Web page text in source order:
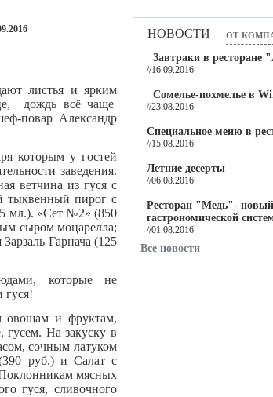
листья и ярким
дождь всё чаще
повар Александр
которым у гостей
заведения.
ветчина из гуся с
тыквенный пирог с
мл.). «Сет №2» (850
сыром моцарелла;
Гарнача (125
которые не
гуся!
овощам и фруктам,
гусем. На закуску в
сочным латуком
руб.) и Салат с
мясных
гуся, сливочного
новости от
Завтраки в ресторане
//16.09.2016
Сомелье-похмелье в
//23.08.2016
Специальное меню в
//15.08.2016
Летние десерты
//06.08.2016
Ресторан "Медь"- новый
гастрономической
//01.08.2016
Все новости